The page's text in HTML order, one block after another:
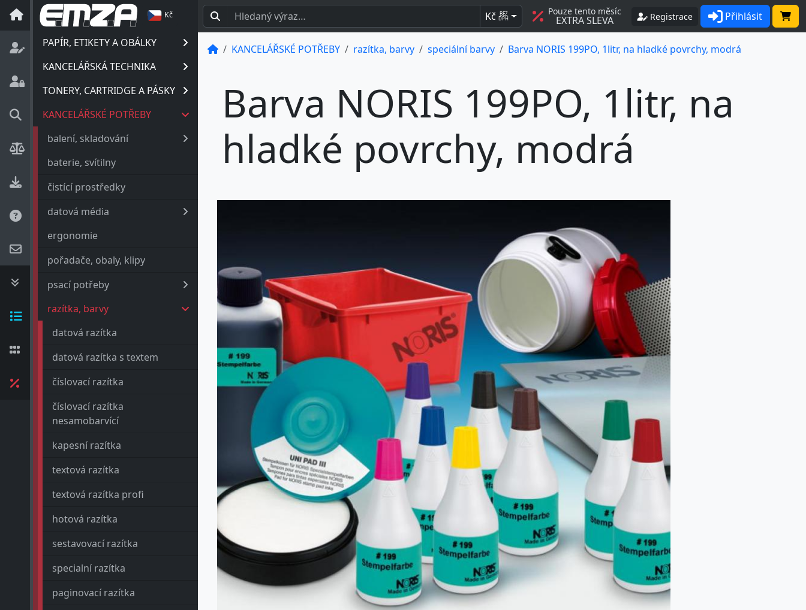
Kč
PAPÍR, ETIKETY A OBÁLKY
KANCELÁŘSKÁ TECHNIKA
TONERY, CARTRIDGE A PÁSKY
KANCELÁŘSKÉ POTŘEBY
balení, skladování
baterie, svítilny
čistící prostředky
datová média
ergonomie
pořadače, obaly, klipy
psací potřeby
razítka, barvy
datová razítka
datová razítka s textem
číslovací razítka
číslovací razítka
nesamobarvící
kapesní razítka
textová razítka
textová razítka profi
hotová razítka
sestavovací razítka
specialní razítka
paginovací razítka
Kč BEZ
DPH
Pouze tento měsíc
EXTRA SLEVA Registrace Přihlásit
KANCELÁŘSKÉ POTŘEBY razítka, barvy speciální barvy Barva NORIS 199PO, 1litr, na hladké povrchy, modrá
Barva NORIS 199PO, 1litr, na
hladké povrchy, modrá